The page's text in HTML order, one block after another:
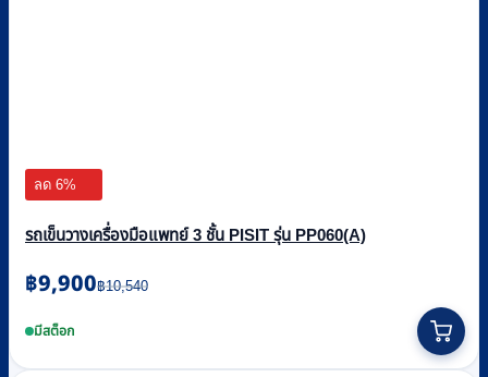
ลด 6%
รถเข็นวางเครื่องมือแพทย์ 3 ชั้น PISIT รุ่น PP060(A)
฿10,540
Original
price
was:
฿9,900
Current
price
is:มีสต็อก